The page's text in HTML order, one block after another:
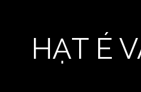
HẠT É